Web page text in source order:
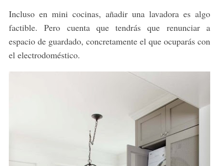
Incluso en mini cocinas, añadir una lavadora es algo
factible. Pero cuenta que tendrás que renunciar a
espacio de guardado, concretamente el que ocuparás con
el electrodoméstico.